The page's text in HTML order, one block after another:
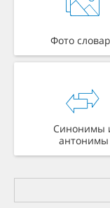
Фото
Синонимы
антонимы